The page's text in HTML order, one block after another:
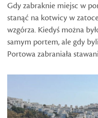
Gdy zabraknie miejsc w
stanąć na kotwicy w
wzgórza. Kiedyś można
samym portem, ale gdy
Portowa zabraniała